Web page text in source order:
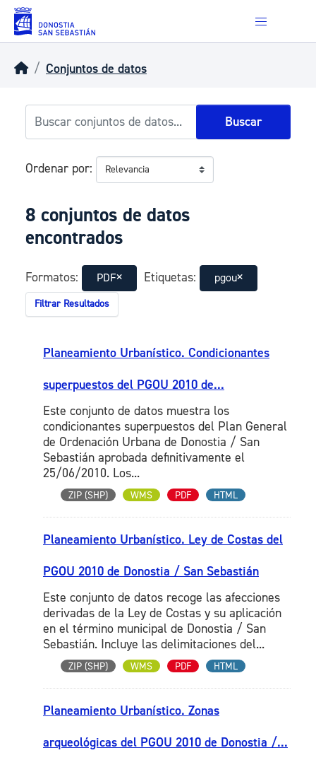
Skip to main content
Conjuntos de datos
Buscar
Ordenar por
8 conjuntos de datos
encontrados
Formatos: PDF Etiquetas: pgou
Filtrar Resultados
Planeamiento Urbanístico. Condicionantes
superpuestos del PGOU 2010 de...
Este conjunto de datos muestra los
condicionantes superpuestos del Plan General
de Ordenación Urbana de Donostia / San
Sebastián aprobada definitivamente el
25/06/2010. Los...
ZIP (SHP) WMS PDF HTML
Planeamiento Urbanístico. Ley de Costas del
PGOU 2010 de Donostia / San Sebastián
Este conjunto de datos recoge las afecciones
derivadas de la Ley de Costas y su aplicación
en el término municipal de Donostia / San
Sebastián. Incluye las delimitaciones del...
ZIP (SHP) WMS PDF HTML
Planeamiento Urbanístico. Zonas
arqueológicas del PGOU 2010 de Donostia /...